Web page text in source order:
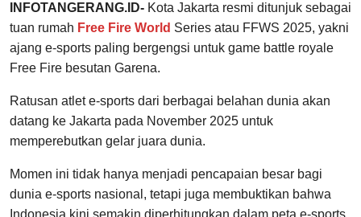
INFOTANGERANG.ID- Kota Jakarta resmi ditunjuk sebagai
tuan rumah Free Fire World Series atau FFWS 2025, yakni
ajang e-sports paling bergengsi untuk game battle royale
Free Fire besutan Garena.
Ratusan atlet e-sports dari berbagai belahan dunia akan
datang ke Jakarta pada November 2025 untuk
memperebutkan gelar juara dunia.
Momen ini tidak hanya menjadi pencapaian besar bagi
dunia e-sports nasional, tetapi juga membuktikan bahwa
Indonesia kini semakin diperhitungkan dalam peta e-sports